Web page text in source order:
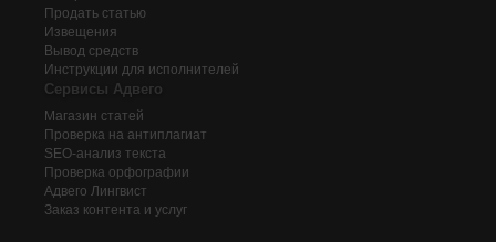
Продать статью
Извещения
Вывод средств
Инструкции для исполнителей
Сервисы Адвего
Магазин статей
Проверка на антиплагиат
SEO-анализ текста
Проверка орфографии
Адвего Лингвист
Заказ контента и услуг